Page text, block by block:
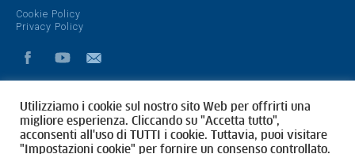
Cookie Policy
Privacy Policy
Utilizziamo i cookie sul nostro sito Web per offrirti una
migliore esperienza. Cliccando su "Accetta tutto",
acconsenti all'uso di TUTTI i cookie. Tuttavia, puoi visitare
"Impostazioni cookie" per fornire un consenso controllato.